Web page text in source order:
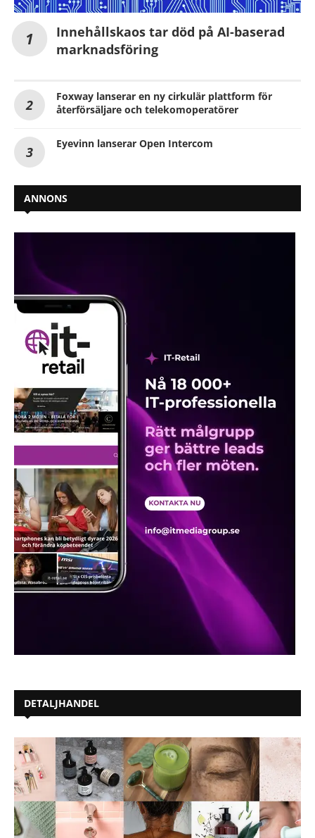
Innehållskaos tar död på AI-baserad
marknadsföring
Foxway lanserar en ny cirkulär plattform för
återförsäljare och telekomoperatörer
Eyevinn lanserar Open Intercom
ANNONS
DETALJHANDEL